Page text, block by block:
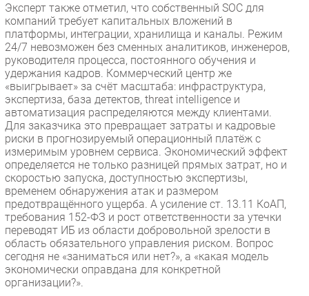
Эксперт также отметил, что собственный SOC для
компаний требует капитальных вложений в
платформы, интеграции, хранилища и каналы. Режим
24/7 невозможен без сменных аналитиков, инженеров,
руководителя процесса, постоянного обучения и
удержания кадров. Коммерческий центр же
«выигрывает» за счёт масштаба: инфраструктура,
экспертиза, база детектов, threat intelligence и
автоматизация распределяются между клиентами.
Для заказчика это превращает затраты и кадровые
риски в прогнозируемый операционный платёж с
измеримым уровнем сервиса. Экономический эффект
определяется не только разницей прямых затрат, но и
скоростью запуска, доступностью экспертизы,
временем обнаружения атак и размером
предотвращённого ущерба. А усиление ст. 13.11 КоАП,
требования 152-ФЗ и рост ответственности за утечки
переводят ИБ из области добровольной зрелости в
область обязательного управления риском. Вопрос
сегодня не «заниматься или нет?», а «какая модель
экономически оправдана для конкретной
организации?».